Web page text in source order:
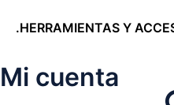
.HERRAMIENTAS Y
Mi cuenta